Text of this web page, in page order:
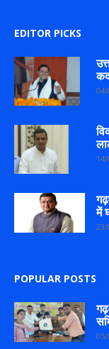
EDITOR PICKS
04/
में
23/
POPULAR POSTS
05/